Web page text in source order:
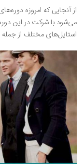
از آنجایی که امروزه
می‌شود با شرکت در این
استایل‌های مختلف از